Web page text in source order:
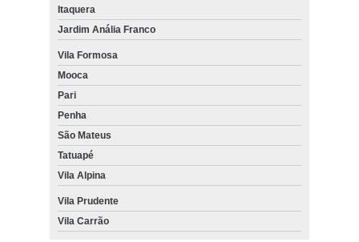
Itaquera
Jardim Anália Franco
Vila Formosa
Mooca
Pari
Penha
São Mateus
Tatuapé
Vila Alpina
Vila Prudente
Vila Carrão